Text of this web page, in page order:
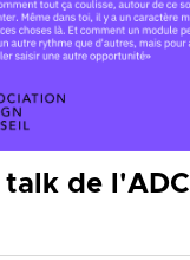
talk de l'ADC